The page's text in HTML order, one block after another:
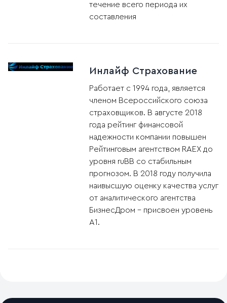
течение всего периода их
составления
Инлайф Страхование
Работает с 1994 года, является
членом Всероссийского союза
страховщиков. В августе 2018
года рейтинг финансовой
надежности компании повышен
Рейтинговым агентством RAEX до
уровня ruBB со стабильным
прогнозом. В 2018 году получила
наивысшую оценку качества услуг
от аналитического агентства
БизнесДром – присвоен уровень
А1.